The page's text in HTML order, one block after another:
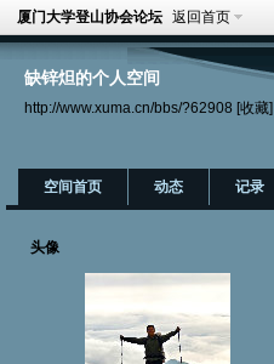
厦门大学登山协会论坛 返回首页
缺锌炟的个人空间
http://www.xuma.cn/bbs/?62908 [收藏]
空间首页 动态 记录
头像